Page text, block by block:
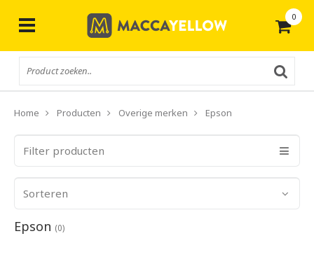
0
Home Producten Overige merken Epson
Filter producten
Sorteren
Epson (0)